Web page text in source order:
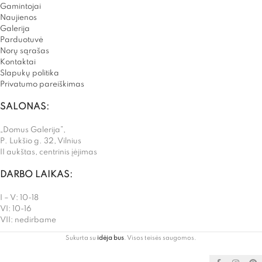
Gamintojai
Naujienos
Galerija
Parduotuvė
Norų sąrašas
Kontaktai
Slapukų politika
Privatumo pareiškimas
SALONAS:
„Domus Galerija”,
P. Lukšio g. 32, Vilnius
II aukštas, centrinis įėjimas
DARBO LAIKAS:
I – V: 10-18
VI: 10-16
VII: nedirbame
Sukurta su idėja bus . Visos teisės saugomos.